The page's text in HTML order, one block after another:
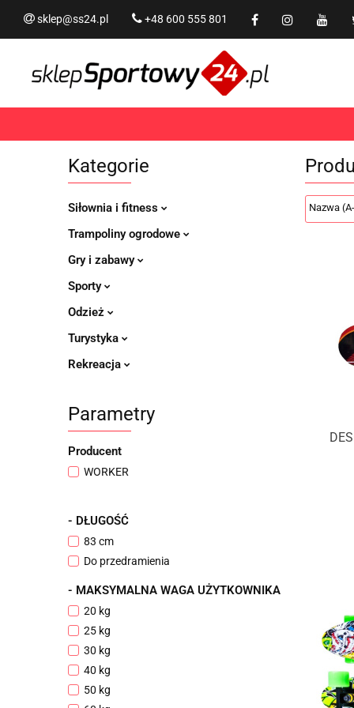
sklep@ss24.pl +48 600 555 801
Siłownia i fitness
Rekreacja
Kategorie
Siłownia i fitness
Trampoliny ogrodowe
Gry i zabawy
Sporty
Odzież
Turystyka
Rekreacja
Parametry
Producent
WORKER
- DŁUGOŚĆ
83 cm
Do przedramienia
- MAKSYMALNA WAGA UŻYTKOWNIKA
20 kg
25 kg
30 kg
40 kg
50 kg